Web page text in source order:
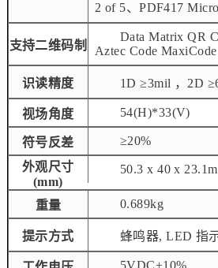
2 of 5、PDF417
支持二维码制
Data Matrix QR
Aztec Code MaxiCode
识读精度 1D ≥3mil ，2D
视场角度 54(H)*33(V)
符号反差
≥20%
外观尺寸
(mm)
50.3 x 40 x
重量 0.689kg
提示方式 蜂鸣器, LED 指
5VDC±10%